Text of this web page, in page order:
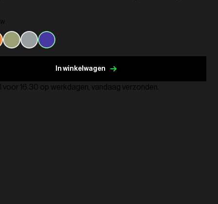
In winkelwagen
voor 16.30 op werkdagen, vandaag verzonden.